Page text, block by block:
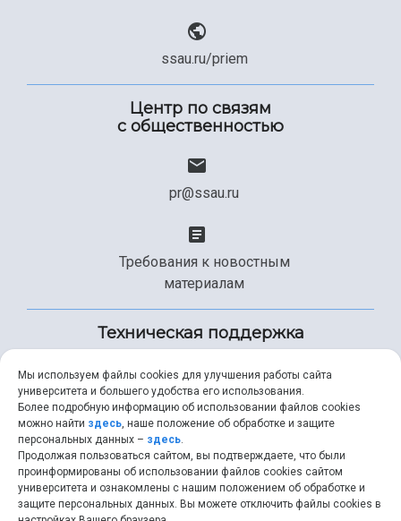
ssau.ru/priem
Центр по связям
с общественностью
pr@ssau.ru
Требования к новостным
материалам
Техническая поддержка
+7 (846) 267-49-99
help@ssau.ru
Мы используем файлы cookies для улучшения работы сайта
университета и большего удобства его использования.
Более подробную информацию об использовании файлов cookies
можно найти здесь, наше положение об обработке и защите
персональных данных – здесь.
Продолжая пользоваться сайтом, вы подтверждаете, что были
проинформированы об использовании файлов cookies сайтом
университета и ознакомлены с нашим положением об обработке и
защите персональных данных. Вы можете отключить файлы cookies в